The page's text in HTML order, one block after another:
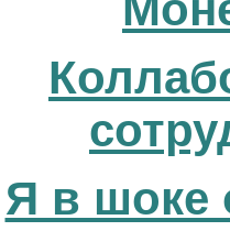
Я в шоке